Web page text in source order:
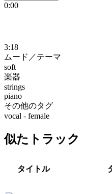
0:00
3:18
ムード／テーマ
soft
楽器
strings
piano
その他のタグ
vocal - female
似たトラック
タイトル